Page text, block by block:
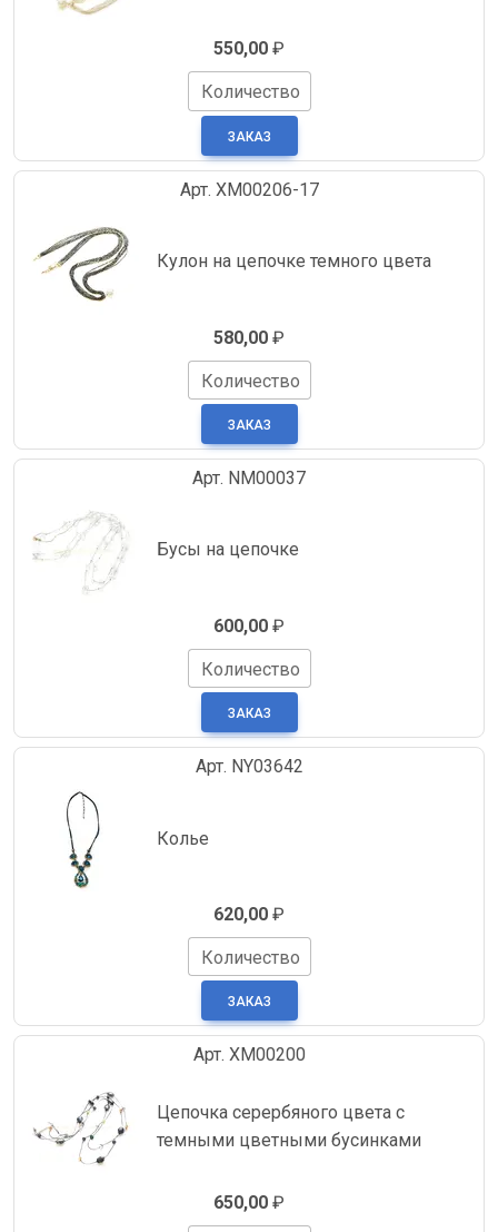
550,00 ₽
Количество
Арт. XM00206-17
Кулон на цепочке темного цвета
580,00 ₽
Количество
Арт. NM00037
Бусы на цепочке
600,00 ₽
Количество
Арт. NY03642
Колье
620,00 ₽
Количество
Арт. XM00200
Цепочка серербяного цвета с
темными цветными бусинками
650,00 ₽